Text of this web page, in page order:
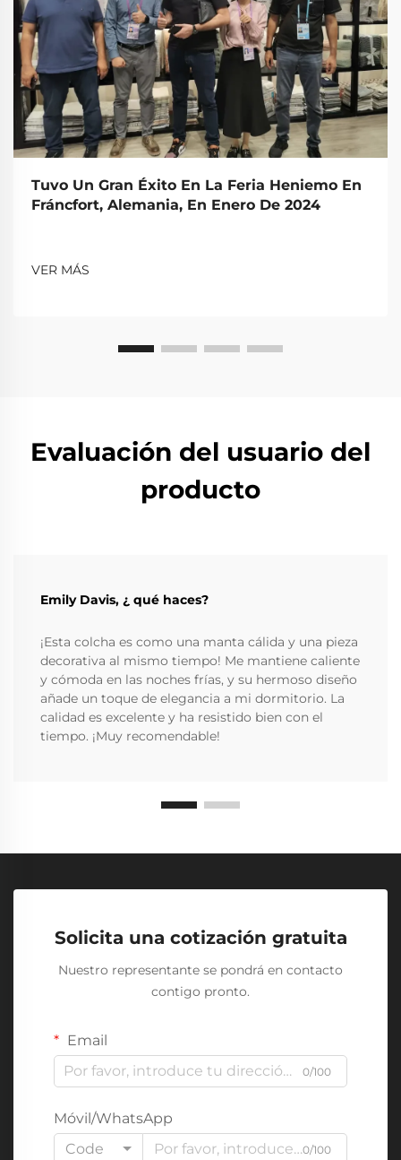
Tuvo Un Gran Éxito En La Feria Heniemo En
Fráncfort, Alemania, En Enero De 2024
VER MÁS
Evaluación del usuario del
producto
Emily Davis, ¿ qué haces?
¡Esta colcha es como una manta cálida y una pieza
decorativa al mismo tiempo! Me mantiene caliente
y cómoda en las noches frías, y su hermoso diseño
añade un toque de elegancia a mi dormitorio. La
calidad es excelente y ha resistido bien con el
tiempo. ¡Muy recomendable!
Solicita una cotización gratuita
Nuestro representante se pondrá en contacto
contigo pronto.
Email
0/100
Móvil/WhatsApp
Code
0/100